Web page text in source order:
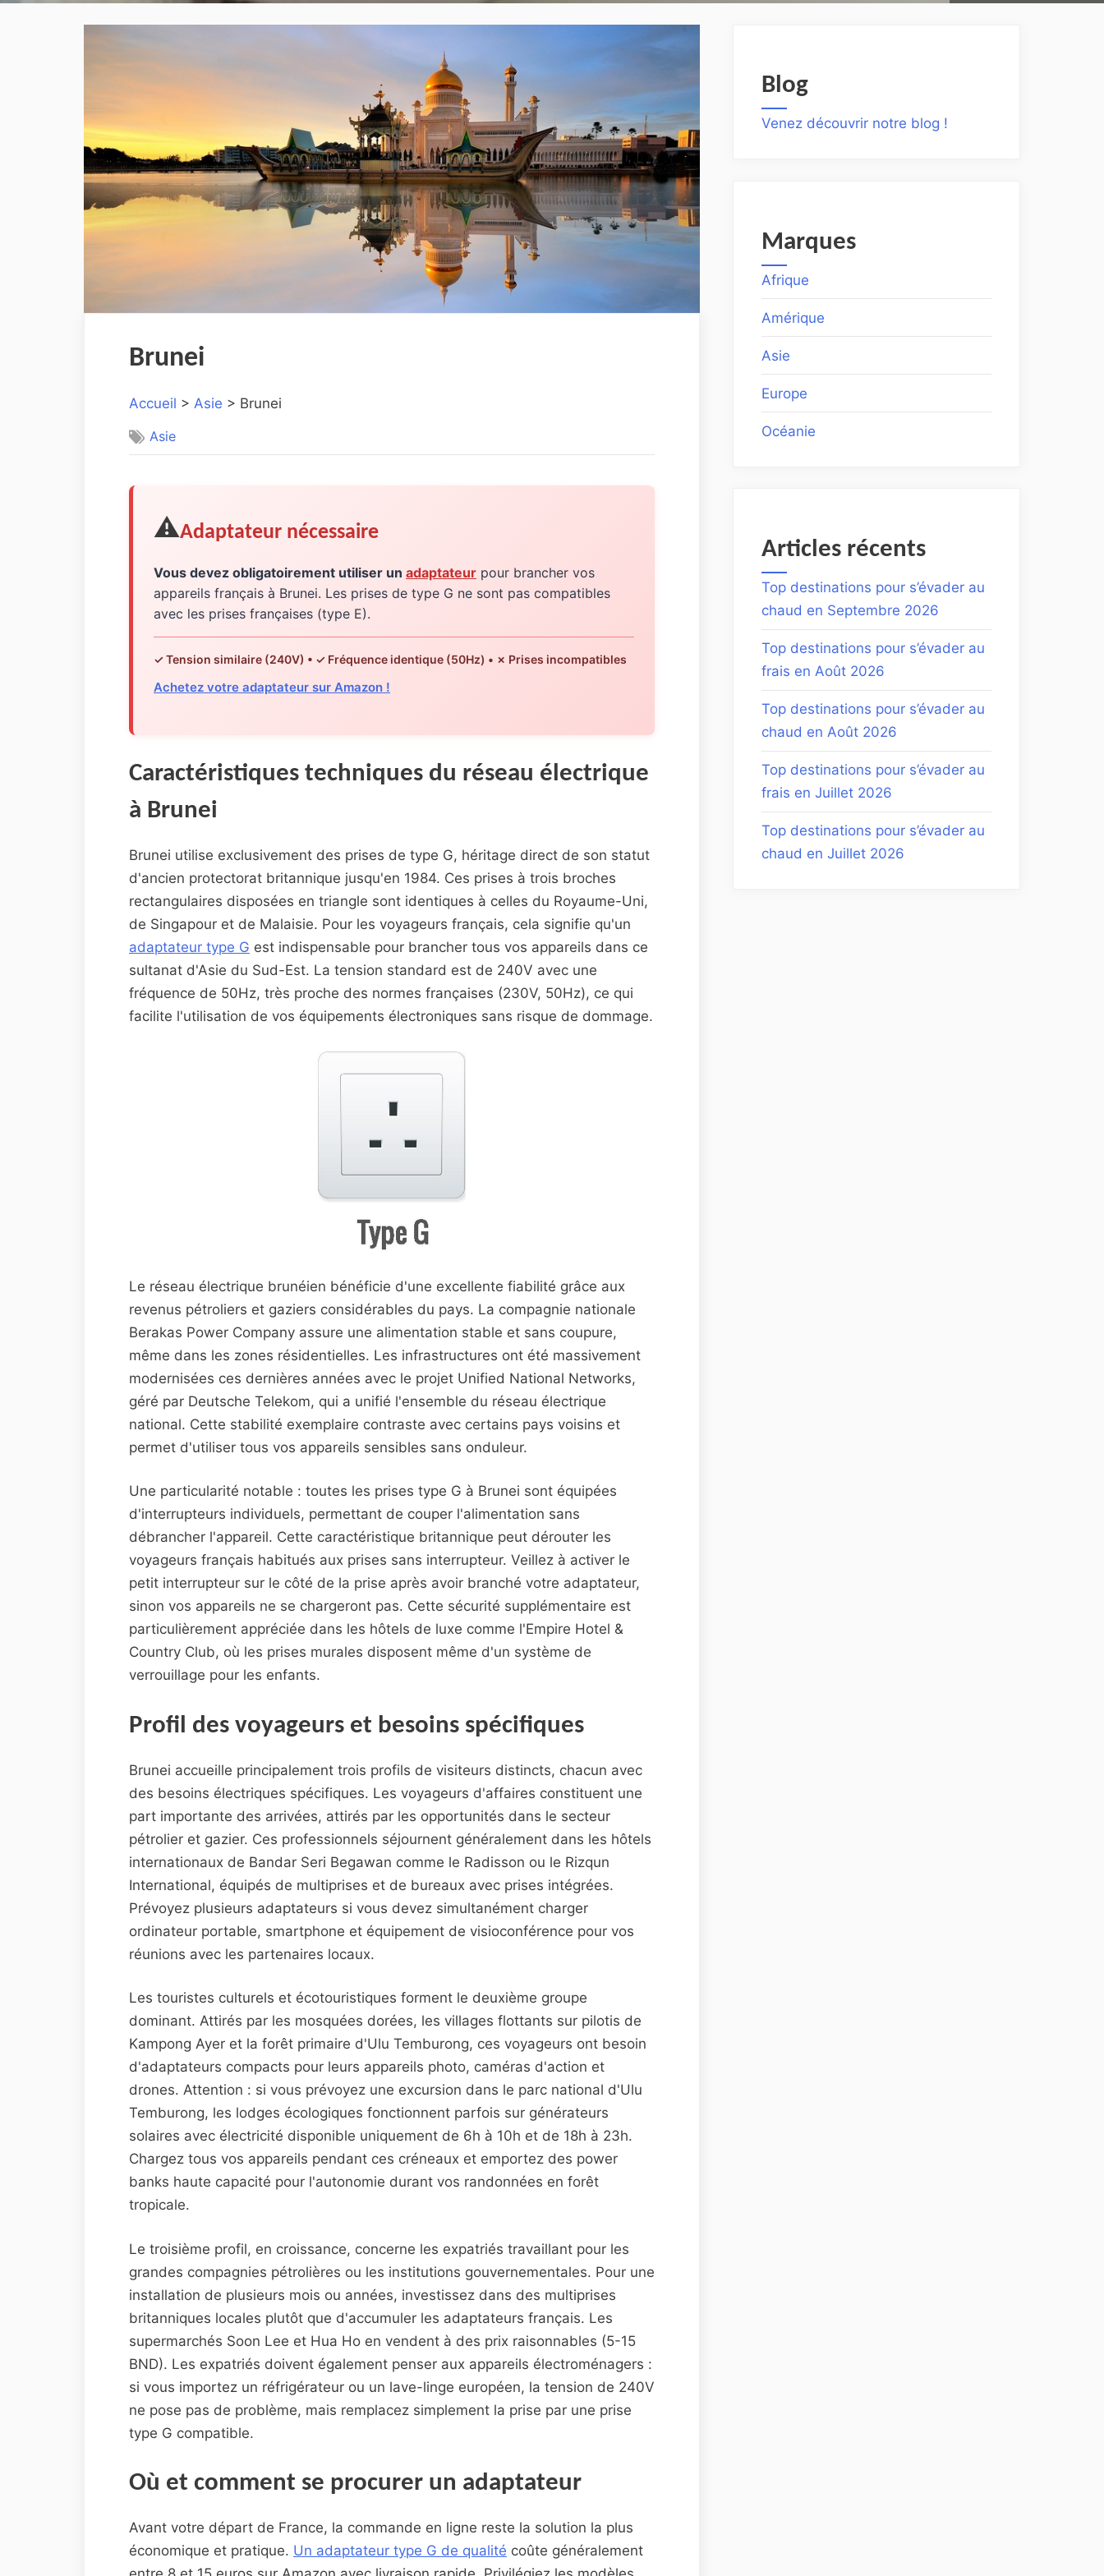
Brunei
Accueil > Asie > Brunei
Asie
⚠️Adaptateur nécessaire
Vous devez obligatoirement utiliser un adaptateur pour brancher vos
appareils français à Brunei. Les prises de type G ne sont pas compatibles
avec les prises françaises (type E).
✓ Tension similaire (240V) • ✓ Fréquence identique (50Hz) • ✗ Prises incompatibles
Achetez votre adaptateur sur Amazon !
Caractéristiques techniques du réseau électrique
à Brunei
Brunei utilise exclusivement des prises de type G, héritage direct de son statut
d'ancien protectorat britannique jusqu'en 1984. Ces prises à trois broches
rectangulaires disposées en triangle sont identiques à celles du Royaume-Uni,
de Singapour et de Malaisie. Pour les voyageurs français, cela signifie qu'un
adaptateur type G est indispensable pour brancher tous vos appareils dans ce
sultanat d'Asie du Sud-Est. La tension standard est de 240V avec une
fréquence de 50Hz, très proche des normes françaises (230V, 50Hz), ce qui
facilite l'utilisation de vos équipements électroniques sans risque de dommage.
Le réseau électrique brunéien bénéficie d'une excellente fiabilité grâce aux
revenus pétroliers et gaziers considérables du pays. La compagnie nationale
Berakas Power Company assure une alimentation stable et sans coupure,
même dans les zones résidentielles. Les infrastructures ont été massivement
modernisées ces dernières années avec le projet Unified National Networks,
géré par Deutsche Telekom, qui a unifié l'ensemble du réseau électrique
national. Cette stabilité exemplaire contraste avec certains pays voisins et
permet d'utiliser tous vos appareils sensibles sans onduleur.
Une particularité notable : toutes les prises type G à Brunei sont équipées
d'interrupteurs individuels, permettant de couper l'alimentation sans
débrancher l'appareil. Cette caractéristique britannique peut dérouter les
voyageurs français habitués aux prises sans interrupteur. Veillez à activer le
petit interrupteur sur le côté de la prise après avoir branché votre adaptateur,
sinon vos appareils ne se chargeront pas. Cette sécurité supplémentaire est
particulièrement appréciée dans les hôtels de luxe comme l'Empire Hotel &
Country Club, où les prises murales disposent même d'un système de
verrouillage pour les enfants.
Profil des voyageurs et besoins spécifiques
Brunei accueille principalement trois profils de visiteurs distincts, chacun avec
des besoins électriques spécifiques. Les voyageurs d'affaires constituent une
part importante des arrivées, attirés par les opportunités dans le secteur
pétrolier et gazier. Ces professionnels séjournent généralement dans les hôtels
internationaux de Bandar Seri Begawan comme le Radisson ou le Rizqun
International, équipés de multiprises et de bureaux avec prises intégrées.
Prévoyez plusieurs adaptateurs si vous devez simultanément charger
ordinateur portable, smartphone et équipement de visioconférence pour vos
réunions avec les partenaires locaux.
Les touristes culturels et écotouristiques forment le deuxième groupe
dominant. Attirés par les mosquées dorées, les villages flottants sur pilotis de
Kampong Ayer et la forêt primaire d'Ulu Temburong, ces voyageurs ont besoin
d'adaptateurs compacts pour leurs appareils photo, caméras d'action et
drones. Attention : si vous prévoyez une excursion dans le parc national d'Ulu
Temburong, les lodges écologiques fonctionnent parfois sur générateurs
solaires avec électricité disponible uniquement de 6h à 10h et de 18h à 23h.
Chargez tous vos appareils pendant ces créneaux et emportez des power
banks haute capacité pour l'autonomie durant vos randonnées en forêt
tropicale.
Le troisième profil, en croissance, concerne les expatriés travaillant pour les
grandes compagnies pétrolières ou les institutions gouvernementales. Pour une
installation de plusieurs mois ou années, investissez dans des multiprises
britanniques locales plutôt que d'accumuler les adaptateurs français. Les
supermarchés Soon Lee et Hua Ho en vendent à des prix raisonnables (5-15
BND). Les expatriés doivent également penser aux appareils électroménagers :
si vous importez un réfrigérateur ou un lave-linge européen, la tension de 240V
ne pose pas de problème, mais remplacez simplement la prise par une prise
type G compatible.
Où et comment se procurer un adaptateur
Avant votre départ de France, la commande en ligne reste la solution la plus
économique et pratique. Un adaptateur type G de qualité coûte généralement
Blog
Venez découvrir notre blog !
Marques
Afrique
Amérique
Asie
Europe
Océanie
Articles récents
Top destinations pour s’évader au
chaud en Septembre 2026
Top destinations pour s’évader au
frais en Août 2026
Top destinations pour s’évader au
chaud en Août 2026
Top destinations pour s’évader au
frais en Juillet 2026
Top destinations pour s’évader au
chaud en Juillet 2026